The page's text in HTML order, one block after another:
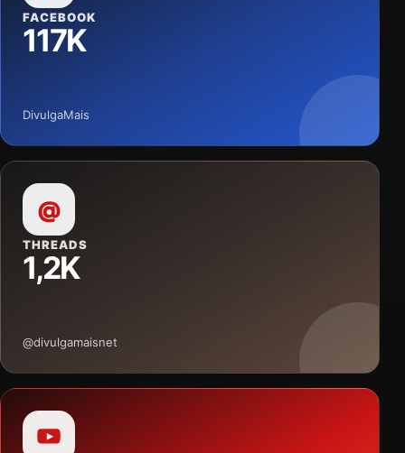
FACEBOOK
117K
DivulgaMais
@
THREADS
1,2K
@divulgamaisnet